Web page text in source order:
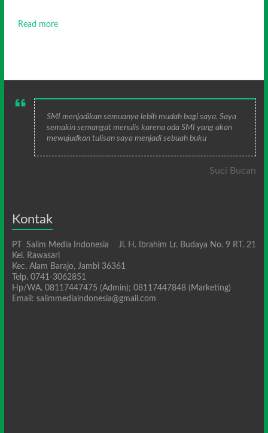
Read more
SMI menjadikan semuanya lebih mudah bagi saya. Saya
semakin semangat menulis karena ada SMI yang akan
mewujudkan tulisan saya menjadi sebuah buku
Suci Bucan
Kontak
PT Salim Media Indonesia Jl. H. Ibrahim Lr. Budaya No. 9 RT. 21
Kel. Rawasari
Kec. Alam Barajo, Jambi 36361
Telp. 0741-3062851
Hp/WA. 08117447475 (Admin); 08117447848 (Marketing)
Email: salimmediaindonesia@gmail.com